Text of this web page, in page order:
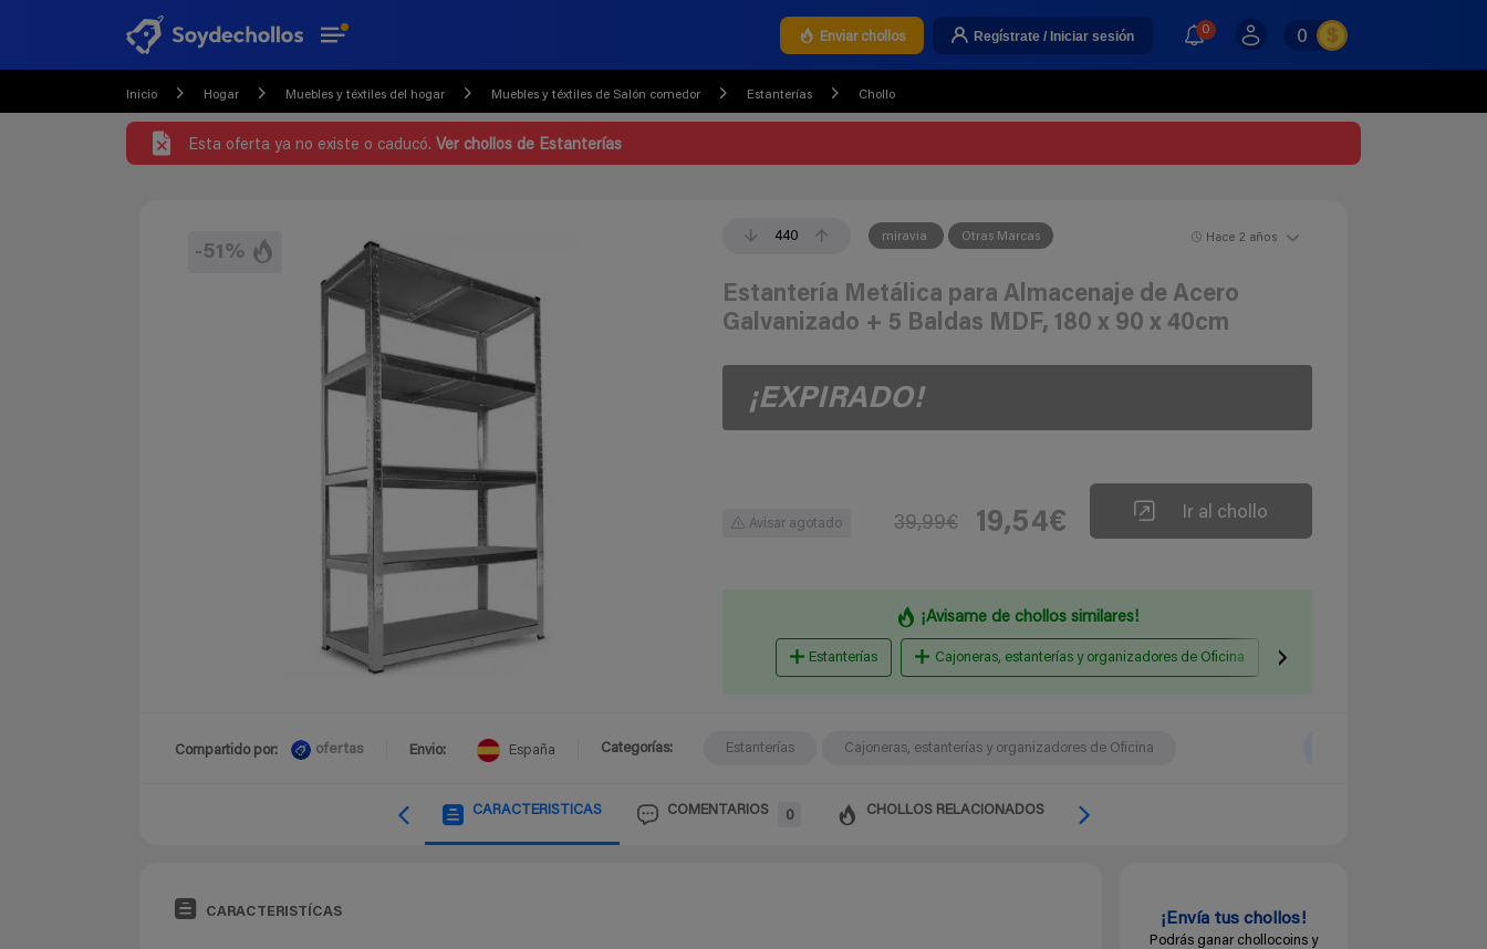
Enviar chollos Regístrate / Iniciar sesión 0 0
Inicio Hogar Muebles y téxtiles del hogar Muebles y téxtiles de Salón comedor Estanterías Chollo
Esta oferta ya no existe o caducó. Ver chollos de Estanterías
-51%
440 miravia Otras Marcas Hace 2 años
Estantería Metálica para Almacenaje de Acero
Galvanizado + 5 Baldas MDF, 180 x 90 x 40cm
¡EXPIRADO!
Avisar agotado 39,99€ 19,54€ Ir al chollo
¡Avisame de chollos similares!
Estanterías Cajoneras, estanterías y organizadores de Oficina
Compartido por: ofertas Envio: España Categorías: Estanterías Cajoneras, estanterías y organizadores de Oficina
CARACTERISTICAS COMENTARIOS 0 CHOLLOS RELACIONADOS
CARACTERISTÍCAS ¡Envía tus chollos!
Podrás ganar chollocoins y